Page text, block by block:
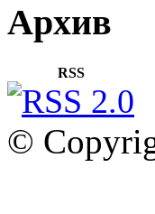
Архив
RSS
©